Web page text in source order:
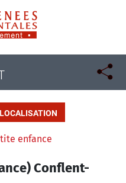
enfance
Conflent-